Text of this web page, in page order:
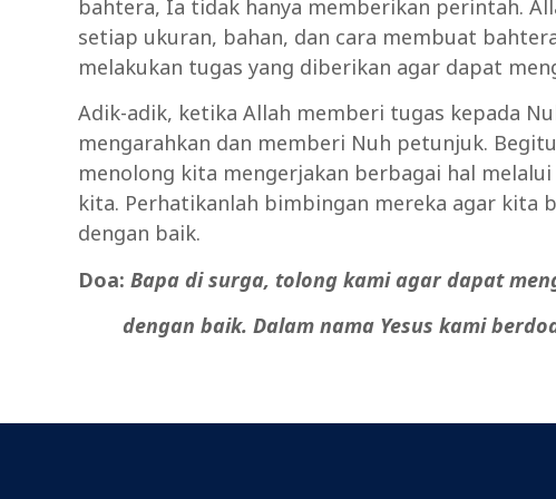
bahtera, Ia tidak hanya memberikan perintah.
setiap ukuran, bahan, dan cara membuat
melakukan tugas yang diberikan agar dapat
Adik-adik, ketika Allah memberi tugas kepada
mengarahkan dan memberi Nuh petunjuk.
menolong kita mengerjakan berbagai hal
kita. Perhatikanlah bimbingan mereka agar kita
dengan baik.
Doa: Bapa di surga, tolong kami agar dapat
dengan baik. Dalam nama Yesus kami